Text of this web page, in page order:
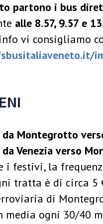
partono i bus
alle 8.57, 9.57 e
vi consigliamo
da Montegrotto
da Venezia verso
i festivi, la
tratta è di circa 5
di
media ogni 30/40